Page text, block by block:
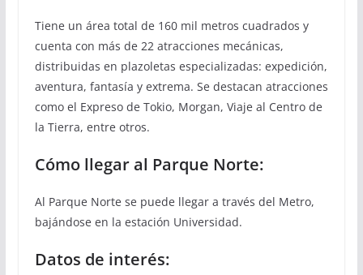
Tiene un área total de 160 mil metros cuadrados y
cuenta con más de 22 atracciones mecánicas,
distribuidas en plazoletas especializadas: expedición,
aventura, fantasía y extrema. Se destacan atracciones
como el Expreso de Tokio, Morgan, Viaje al Centro de
la Tierra, entre otros.
Cómo llegar al Parque Norte:
Al Parque Norte se puede llegar a través del Metro,
bajándose en la estación Universidad.
Datos de interés: